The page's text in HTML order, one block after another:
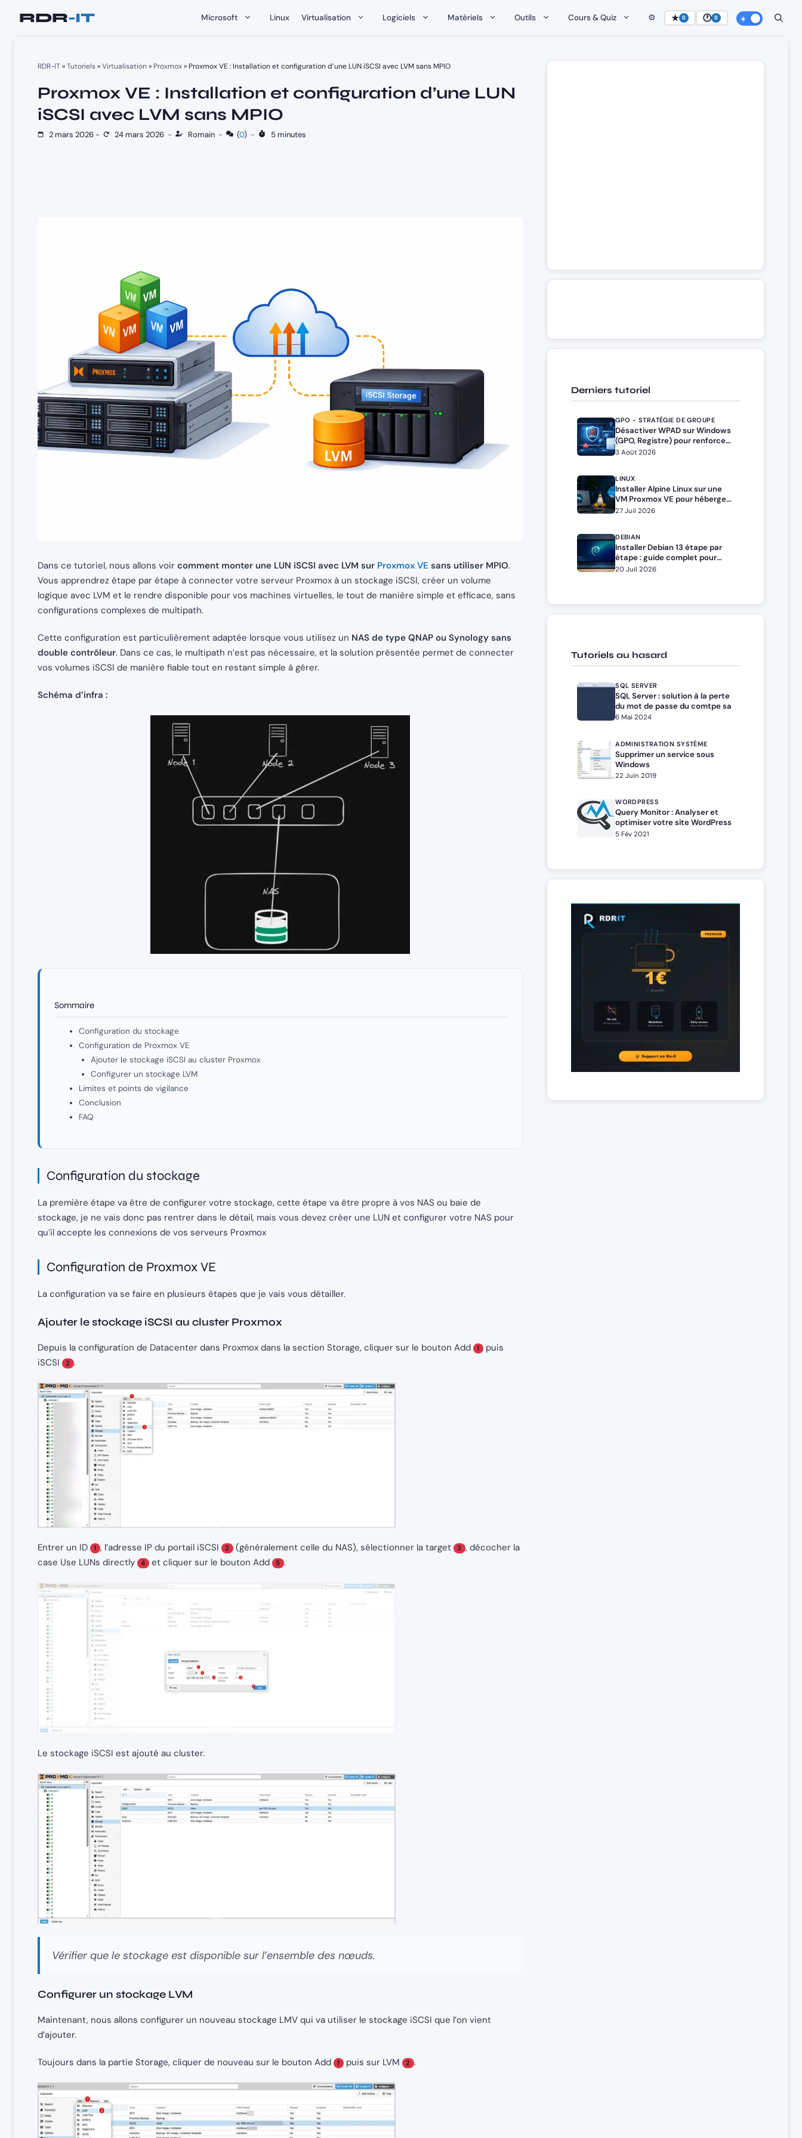
Microsoft Linux Virtualisation Logiciels Matériels Outils Cours & Quiz ⚙️ ★ 0 🕐 0
RDR-IT»Tutoriels»Virtualisation» Proxmox» Proxmox VE : Installation et configuration d’une LUN iSCSI avec LVM sans MPIO
Proxmox VE : Installation et configuration d’une LUN
iSCSI avec LVM sans MPIO
2 mars 2026 - 24 mars 2026 - Romain - (0) - 5 minutes
Dans ce tutoriel, nous allons voir comment monter une LUN iSCSI avec LVM sur Proxmox VE sans utiliser MPIO.
Vous apprendrez étape par étape à connecter votre serveur Proxmox à un stockage iSCSI, créer un volume
logique avec LVM et le rendre disponible pour vos machines virtuelles, le tout de manière simple et efficace, sans
configurations complexes de multipath.
Cette configuration est particulièrement adaptée lorsque vous utilisez un NAS de type QNAP ou Synology sans
double contrôleur. Dans ce cas, le multipath n’est pas nécessaire, et la solution présentée permet de connecter
vos volumes iSCSI de manière fiable tout en restant simple à gérer.
Schéma d’infra :
Sommaire
Configuration du stockage
Configuration de Proxmox VE
Ajouter le stockage iSCSI au cluster Proxmox
Configurer un stockage LVM
Limites et points de vigilance
Conclusion
FAQ
Configuration du stockage
La première étape va être de configurer votre stockage, cette étape va être propre à vos NAS ou baie de
stockage, je ne vais donc pas rentrer dans le détail, mais vous devez créer une LUN et configurer votre NAS pour
qu’il accepte les connexions de vos serveurs Proxmox
Configuration de Proxmox VE
La configuration va se faire en plusieurs étapes que je vais vous détailler.
Ajouter le stockage iSCSI au cluster Proxmox
Depuis la configuration de Datacenter dans Proxmox dans la section Storage, cliquer sur le bouton Add 1 puis
iSCSI
2 .
Entrer un ID 1 , l’adresse IP du portail iSCSI 2 (généralement celle du NAS), sélectionner la target 3 , décocher la
case Use LUNs directly
4 et cliquer sur le bouton Add 5 .
Le stockage iSCSI est ajouté au cluster.
Vérifier que le stockage est disponible sur l’ensemble des nœuds.
Configurer un stockage LVM
Maintenant, nous allons configurer un nouveau stockage LMV qui va utiliser le stockage iSCSI que l’on vient
d’ajouter.
Toujours dans la partie Storage, cliquer de nouveau sur le bouton Add 1 puis sur LVM 2 .
Derniers tutoriel
GPO - STRATÉGIE DE GROUPE
Désactiver WPAD sur Windows
(GPO, Registre) pour renforcer
la sécurité
3 Août 2026
LINUX
Installer Alpine Linux sur une
VM Proxmox VE pour héberger
Docker et Docker Compose
27 Juil 2026
DEBIAN
Installer Debian 13 étape par
étape : guide complet pour
débutants et administrateurs
20 Juil 2026
Tutoriels au hasard
SQL SERVER
SQL Server : solution à la perte
du mot de passe du comtpe sa
6 Mai 2024
ADMINISTRATION SYSTÈME
Supprimer un service sous
Windows
22 Juin 2019
WORDPRESS
Query Monitor : Analyser et
optimiser votre site WordPress
5 Fév 2021